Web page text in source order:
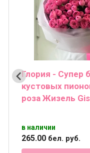
Глория - Супер
кустовых
роза Жизель
в наличии
265.00 бел. руб.